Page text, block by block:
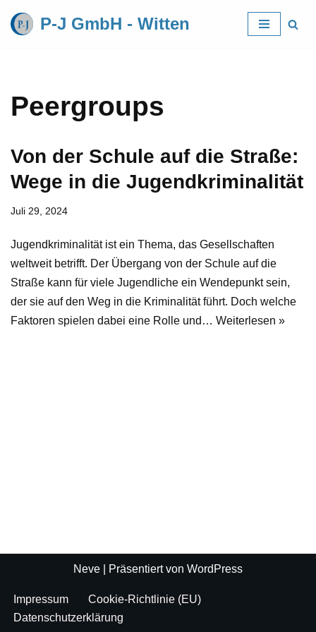
Zum
P-J GmbH - Witten
Peergroups
Von der Schule auf die Straße:
Wege in die Jugendkriminalität
Juli 29, 2024
Jugendkriminalität ist ein Thema, das Gesellschaften
weltweit betrifft. Der Übergang von der Schule auf die
Straße kann für viele Jugendliche ein Wendepunkt sein,
der sie auf den Weg in die Kriminalität führt. Doch welche
Faktoren spielen dabei eine Rolle und… Weiterlesen »
Neve | Präsentiert von WordPress
Impressum
Cookie-Richtlinie (EU)
Datenschutzerklärung